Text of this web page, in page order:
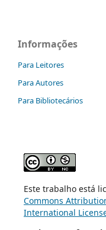
Informações
Para Leitores
Para Autores
Para Bibliotecários
Este trabalho está
Commons
International